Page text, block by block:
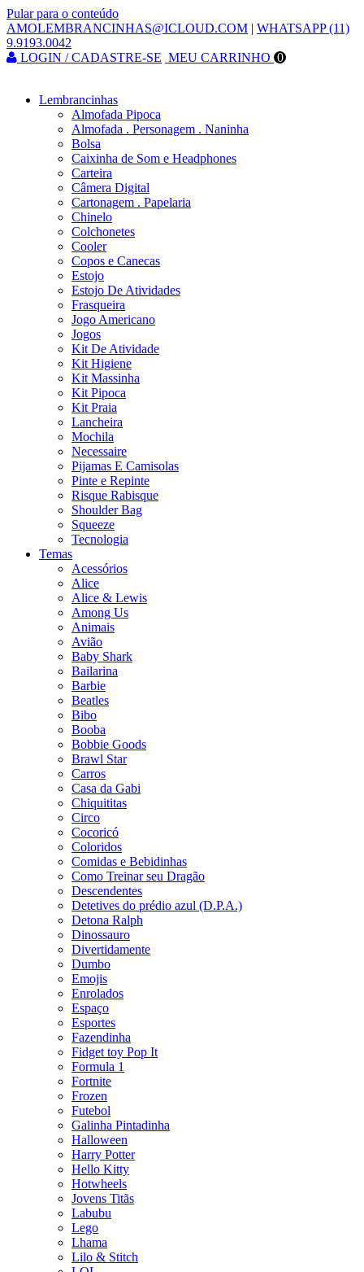
Pular para o conteúdo
AMOLEMBRANCINHAS@ICLOUD.COM | WHATSAPP (11)
9.9193.0042
LOGIN / CADASTRE-SE MEU CARRINHO 0
Lembrancinhas
Almofada Pipoca
Almofada . Personagem . Naninha
Bolsa
Caixinha de Som e Headphones
Carteira
Câmera Digital
Cartonagem . Papelaria
Chinelo
Colchonetes
Cooler
Copos e Canecas
Estojo
Estojo De Atividades
Frasqueira
Jogo Americano
Jogos
Kit De Atividade
Kit Higiene
Kit Massinha
Kit Pipoca
Kit Praia
Lancheira
Mochila
Necessaire
Pijamas E Camisolas
Pinte e Repinte
Risque Rabisque
Shoulder Bag
Squeeze
Tecnologia
Temas
Acessórios
Alice
Alice & Lewis
Among Us
Animais
Avião
Baby Shark
Bailarina
Barbie
Beatles
Bibo
Booba
Bobbie Goods
Brawl Star
Carros
Casa da Gabi
Chiquititas
Circo
Cocoricó
Coloridos
Comidas e Bebidinhas
Como Treinar seu Dragão
Descendentes
Detetives do prédio azul (D.P.A.)
Detona Ralph
Dinossauro
Divertidamente
Dumbo
Emojis
Enrolados
Espaço
Esportes
Fazendinha
Fidget toy Pop It
Formula 1
Fortnite
Frozen
Futebol
Galinha Pintadinha
Halloween
Harry Potter
Hello Kitty
Hotwheels
Jovens Titãs
Labubu
Lego
Lhama
Lilo & Stitch